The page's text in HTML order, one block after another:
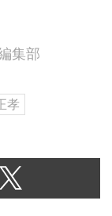
演 窪田正孝が
この家には
集部
孝